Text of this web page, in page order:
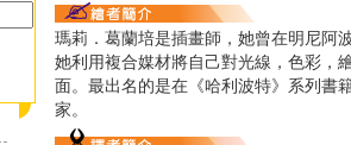
瑪莉．葛蘭培是插畫師，她曾在明尼阿
她利用複合媒材將自己對光線，色彩，
面。最出名的是在《哈利波特》系列書
家。